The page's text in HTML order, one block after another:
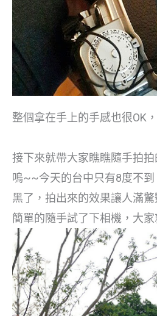
整個拿在手上的手感也很OK
接下來就帶大家瞧瞧隨手拍拍
嗚~~今天的台中只有8度不
黑了，拍出來的效果讓人滿驚
簡單的隨手試了下相機，大